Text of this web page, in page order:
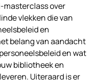
masterclass over
vlekken die van
en
belang van aandacht
en wat
bibliotheek en
Uiteraard is er